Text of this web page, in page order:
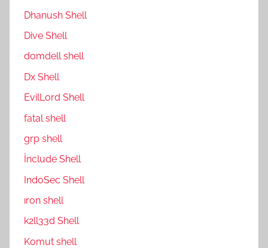
Dhanush Shell
Dive Shell
domdell shell
Dx Shell
EvilLord Shell
fatal shell
grp shell
İnclude Shell
IndoSec Shell
ıron shell
k2ll33d Shell
Komut shell